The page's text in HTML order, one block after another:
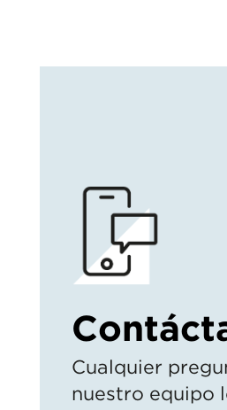
Cualquier
nuestro equipo